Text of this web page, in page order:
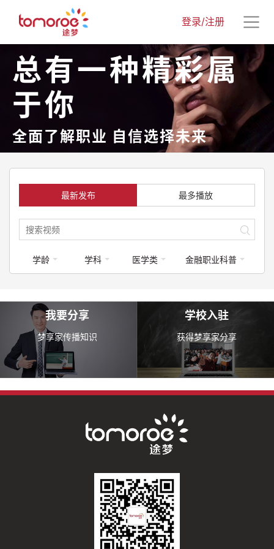
登录/注册
总有一种精彩属
于你
全面了解职业 自信选择未来
最新发布 最多播放
学龄 学科 医学类 金融职业科普
我要分享
梦享家传播知识
学校入驻
获得梦享家分享